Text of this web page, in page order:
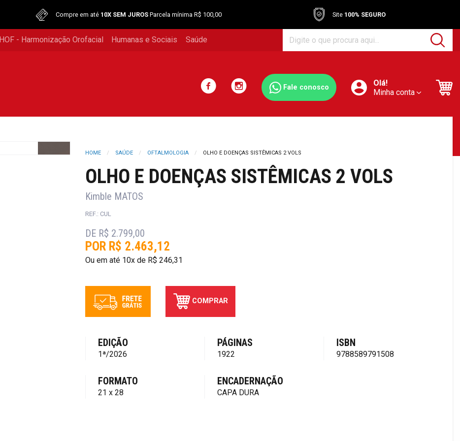
Compre em até 10X SEM JUROS Parcela mínima R$ 100,00 Site 100% SEGURO
HOF - Harmonização Orofacial Humanas e Sociais Saúde
Fale conosco
Olá!
Minha conta
HOME SAÚDE OFTALMOLOGIA OLHO E DOENÇAS SISTÊMICAS 2 VOLS
OLHO E DOENÇAS SISTÊMICAS 2 VOLS
Kimble MATOS
REF.: CUL
DE R$ 2.799,00
POR R$ 2.463,12
Ou em até 10x de R$ 246,31
COMPRAR
EDIÇÃO
1ª/2026
PÁGINAS
1922
ISBN
9788589791508
FORMATO
21 x 28
ENCADERNAÇÃO
CAPA DURA